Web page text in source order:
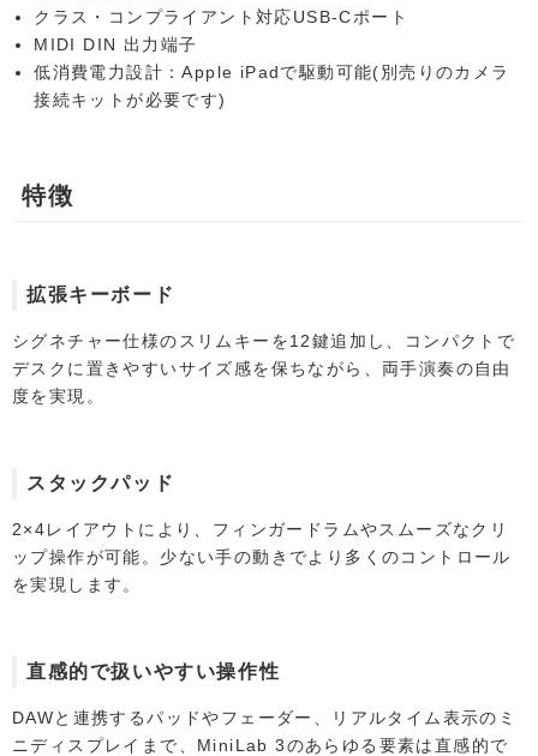
クラス・コンプライアント対応USB-Cポート
MIDI DIN 出力端子
低消費電力設計：Apple iPadで駆動可能(別売りのカメラ
接続キットが必要です)
特徴
拡張キーボード
シグネチャー仕様のスリムキーを12鍵追加し、コンパクトで
デスクに置きやすいサイズ感を保ちながら、両手演奏の自由
度を実現。
スタックパッド
2×4レイアウトにより、フィンガードラムやスムーズなクリ
ップ操作が可能。少ない手の動きでより多くのコントロール
を実現します。
直感的で扱いやすい操作性
DAWと連携するパッドやフェーダー、リアルタイム表示のミ
ニディスプレイまで、MiniLab 3のあらゆる要素は直感的で